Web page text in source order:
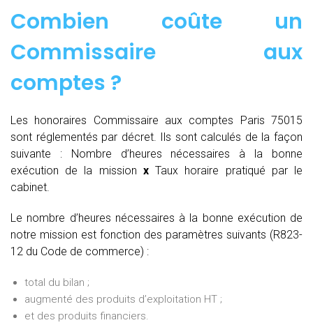
Combien coûte un
Commissaire aux
comptes ?
Les honoraires Commissaire aux comptes Paris 75015
sont réglementés par décret. Ils sont calculés de la façon
suivante :
Nombre d’heures nécessaires à la bonne
exécution de la mission xTaux horaire pratiqué par le
cabinet.
Le nombre d’heures nécessaires à la bonne exécution de
notre mission est fonction des paramètres suivants (R823-
12 du Code de commerce) :
total du bilan ;
augmenté des produits d’exploitation HT ;
et des produits financiers.